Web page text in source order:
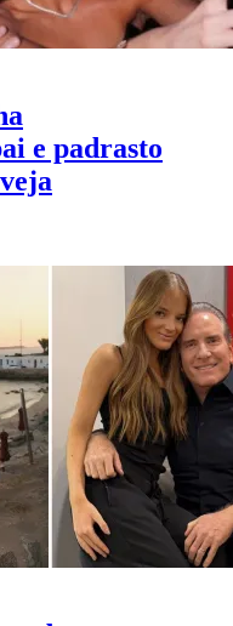
e padrasto